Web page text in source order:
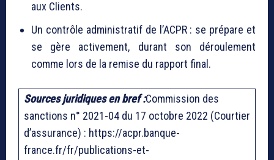
aux Clients.
Un contrôle administratif de l’ACPR : se prépare et
se gère activement, durant son déroulement
comme lors de la remise du rapport final.
Sources juridiques en bref :Commission des
sanctions n° 2021-04 du 17 octobre 2022 (Courtier
d’assurance) : https://acpr.banque-
france.fr/fr/publications-et-